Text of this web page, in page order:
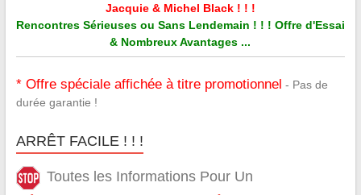
Jacquie & Michel Black ! ! !
Rencontres Sérieuses ou Sans Lendemain ! ! ! Offre d'Essai
& Nombreux Avantages ...
* Offre spéciale affichée à titre promotionnel - Pas de
durée garantie !
ARRÊT FACILE ! ! !
Toutes les Informations Pour Un